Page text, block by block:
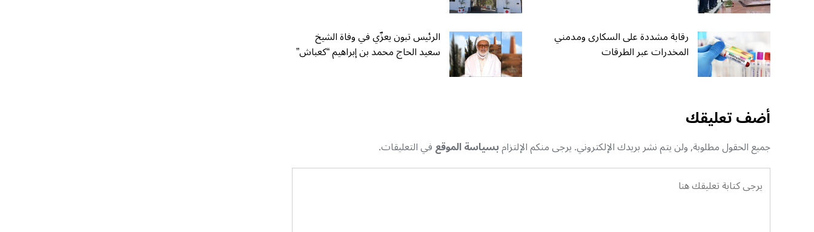
رقابة مشددة على السكارى ومدمني
المخدرات عبر الطرقات
الرئيس تبون يعزّي في وفاة الشيخ
سعيد الحاج محمد بن إبراهيم “كعباش”
أضف تعليقك
جميع الحقول مطلوبة, ولن يتم نشر بريدك الإلكتروني. يرجى منكم الإلتزامبسياسة الموقعفي التعليقات.